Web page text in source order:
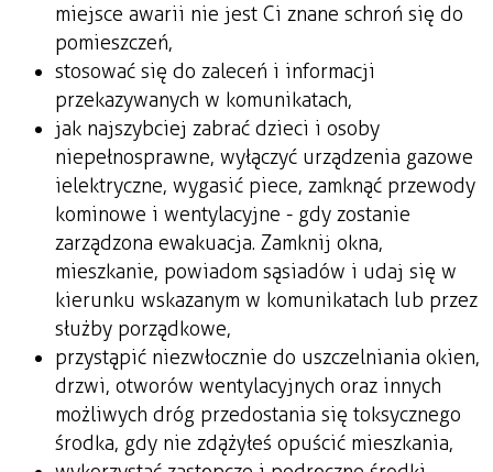
miejsce awarii nie jest Ci znane schroń się do
pomieszczeń,
stosować się do zaleceń i informacji
przekazywanych w komunikatach,
jak najszybciej zabrać dzieci i osoby
niepełnosprawne, wyłączyć urządzenia gazowe
i elektryczne, wygasić piece, zamknąć przewody
kominowe i wentylacyjne - gdy zostanie
zarządzona ewakuacja. Zamknij okna,
mieszkanie, powiadom sąsiadów i udaj się w
kierunku wskazanym w komunikatach lub przez
służby porządkowe,
przystąpić niezwłocznie do uszczelniania okien,
drzwi, otworów wentylacyjnych oraz innych
możliwych dróg przedostania się toksycznego
środka, gdy nie zdążyłeś opuścić mieszkania,